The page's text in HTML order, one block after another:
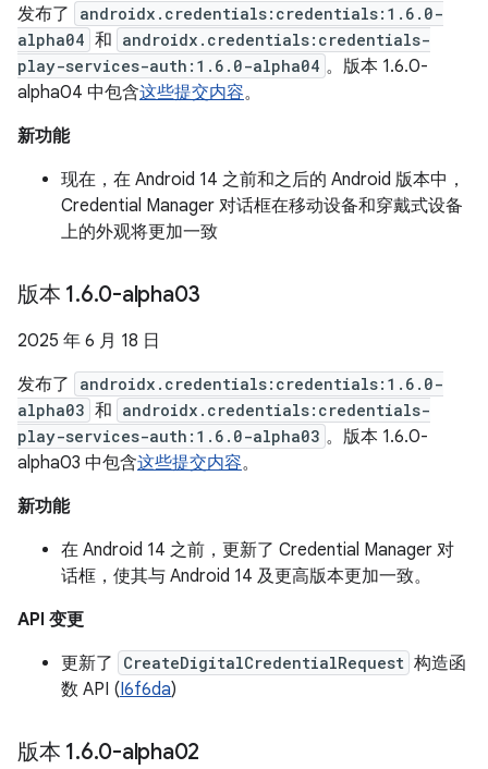
发布了
androidx.credentials:credentials:1.6.0-
alpha04 和 androidx.credentials:credentials-
play-services-auth:1.6.0-alpha04 。版本 1.6.0-
alpha04 中包含这些提交内容。
新功能
现在，在 Android 14 之前和之后的 Android 版本中，
Credential Manager 对话框在移动设备和穿戴式设备
上的外观将更加一致
版本 1.6.0-alpha03
2025 年 6 月 18 日
发布了
androidx.credentials:credentials:1.6.0-
alpha03 和 androidx.credentials:credentials-
play-services-auth:1.6.0-alpha03 。版本 1.6.0-
alpha03 中包含这些提交内容。
新功能
在 Android 14 之前，更新了 Credential Manager 对
话框，使其与 Android 14 及更高版本更加一致。
API 变更
更新了
CreateDigitalCredentialRequest 构造函
数 API (I6f6da)
版本 1.6.0-alpha02